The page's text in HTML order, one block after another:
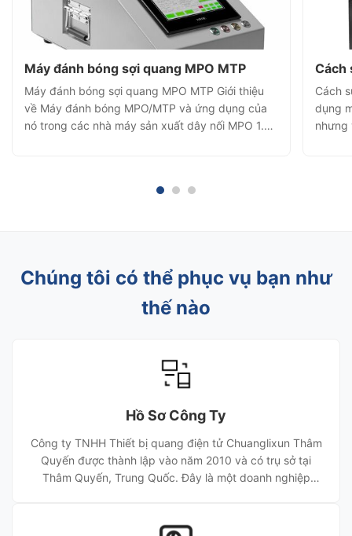
Máy đánh bóng sợi quang MPO MTP
Máy đánh bóng sợi quang MPO MTP Giới thiệu
về Máy đánh bóng MPO/MTP và ứng dụng của
nó trong các nhà máy sản xuất dây nối MPO 1.
bóng mặt cuối của các đầu nối MPO/MTP ...
Cách
Cách
dụng
nhưng
Chúng tôi có thể phục vụ bạn như
thế nào
Hồ Sơ Công Ty
Công ty TNHH Thiết bị quang điện tử Chuanglixun Thâm
Quyến được thành lập vào năm 2010 và có trụ sở tại
Thâm Quyến, Trung Quốc. Đây là một doanh nghiệp
quang. Với 17 năm kinh nghiệm, chúng tôi cung cấp cho